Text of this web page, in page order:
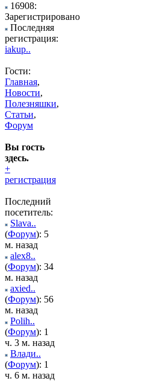
16908:
Зарегистрировано
Последняя
регистрация:
iakup..
Гости:
Главная,
Новости,
Полезняшки,
Статьи,
Форум
Вы гость
здесь.
+
регистрация
Последний
посетитель:
Slava..
(Форум): 5
м. назад
alex8..
(Форум): 34
м. назад
axied..
(Форум): 56
м. назад
Polih..
(Форум): 1
ч. 3 м. назад
Влади..
(Форум): 1
ч. 6 м. назад